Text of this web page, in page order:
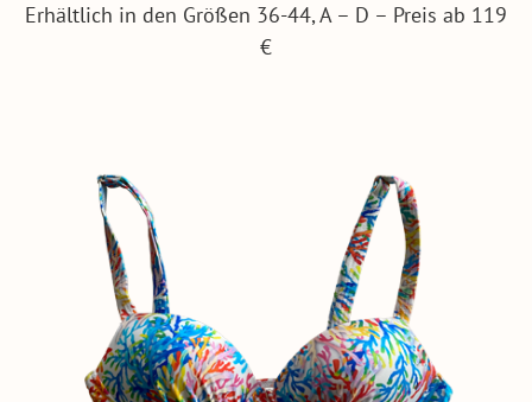
Erhältlich in den Größen 36-44, A – D – Preis ab 119
€